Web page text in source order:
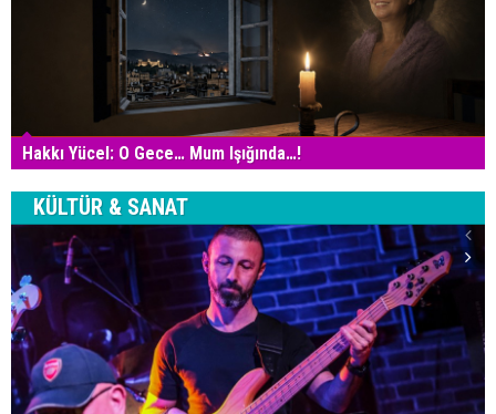
Hakkı Yücel: O Gece… Mum Işığında…!
KÜLTÜR & SANAT